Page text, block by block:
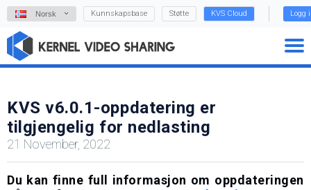
Norsk Kunnskapsbase Støtte KVS Cloud Logg
KVS v6.0.1-oppdatering er
tilgjengelig for nedlasting
21 November, 2022
Du kan finne full informasjon om oppdateringen